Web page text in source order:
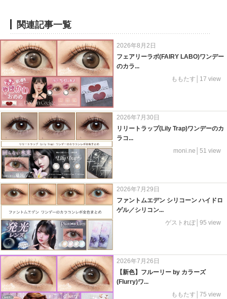
関連記事一覧
2026年8月2日
フェアリーラボ(FAIRY LABO)ワンデー
のカラ...
ももたす│17 view
2026年7月30日
リリートラップ(Lily Trap)ワンデーのカ
ラコ...
moni.ne│51 view
2026年7月29日
ファントムエデン シリコーン ハイドロ
ゲル／シリコン...
ゲストれぽ│95 view
2026年7月26日
【新色】フルーリー by カラーズ
(Flurry)ワ...
ももたす│75 view